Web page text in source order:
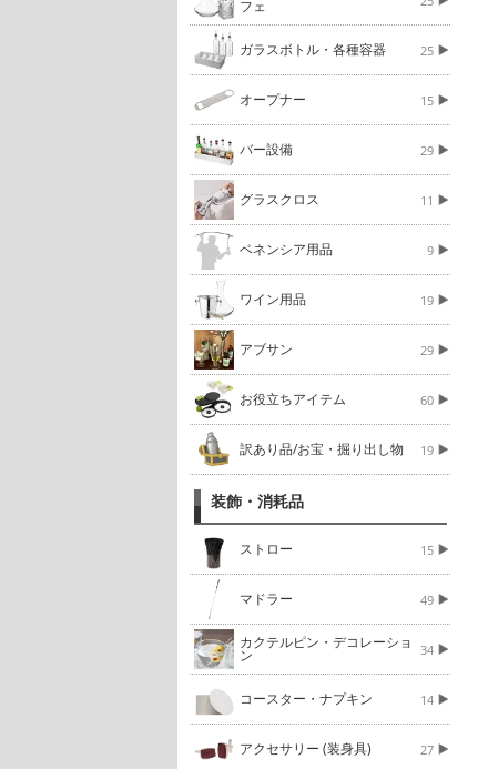
フェ
ガラスボトル・各種容器 25
オープナー 15
バー設備 29
グラスクロス 11
ベネンシア用品 9
ワイン用品 19
アブサン 29
お役立ちアイテム 60
訳あり品/お宝・掘り出し物 19
装飾・消耗品
ストロー 15
マドラー 49
カクテルピン・デコレーショ
ン 34
コースター・ナプキン 14
アクセサリー (装身具) 27